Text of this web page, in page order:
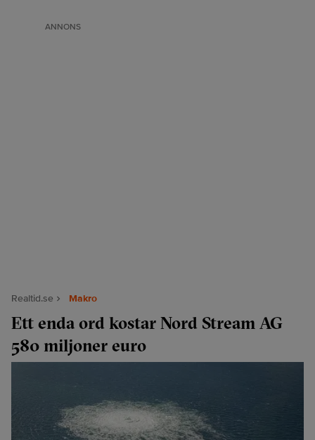
ANNONS
Realtid.se Makro
Ett enda ord kostar Nord Stream AG
580 miljoner euro